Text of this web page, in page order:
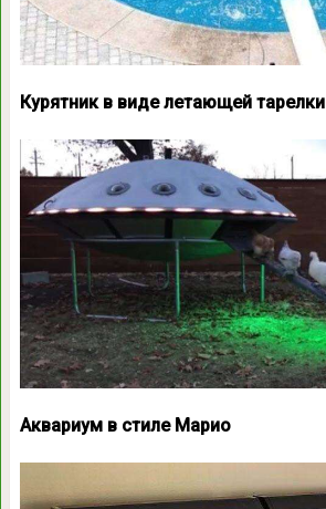
Курятник в виде летающей тарелки
Аквариум в стиле Марио